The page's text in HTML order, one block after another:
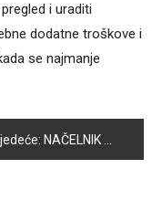
i uraditi
dodatne troškove i
se najmanje
NAČELNIK OPĆINE VOGOŠĆA MIGDAD HASANOVIĆ ODRŽAO GODIŠNJU PRESS KONFERENCIJU